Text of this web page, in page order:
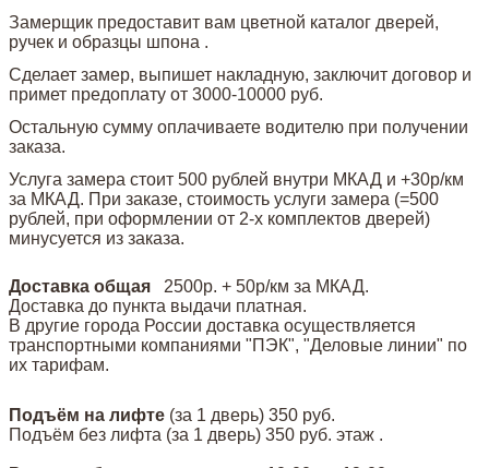
Замерщик предоставит вам цветной каталог дверей,
ручек и образцы шпона .
Сделает замер, выпишет накладную, заключит договор и
примет предоплату от 3000-10000 руб.
Остальную сумму оплачиваете водителю при получении
заказа.
Услуга замера стоит 500 рублей внутри МКАД и +30р/км
за МКАД. При заказе, стоимость услуги замера (=500
рублей, при оформлении от 2-х комплектов дверей)
минусуется из заказа.
Доставка общая
2500р. + 50р/км за МКАД.
Доставка до пункта выдачи платная.
В другие города России доставка осуществляется
транспортными компаниями "ПЭК", "Деловые линии" по
их тарифам.
Подъём на лифте (за 1 дверь) 350 руб.
Подъём без лифта (за 1 дверь) 350 руб. этаж .